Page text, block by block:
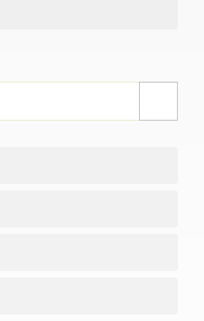
SEARCH BUTTON